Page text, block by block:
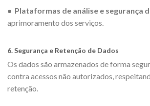
• Plataformas de análise e segurança
aprimoramento dos serviços.
6. Segurança e Retenção de Dados
Os dados são armazenados de forma
contra acessos não autorizados,
retenção.